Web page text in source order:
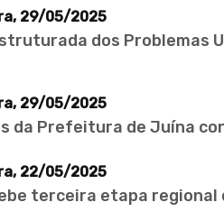
29/05/2025
dos Problemas
29/05/2025
da Prefeitura de Juína
22/05/2025
terceira etapa regional